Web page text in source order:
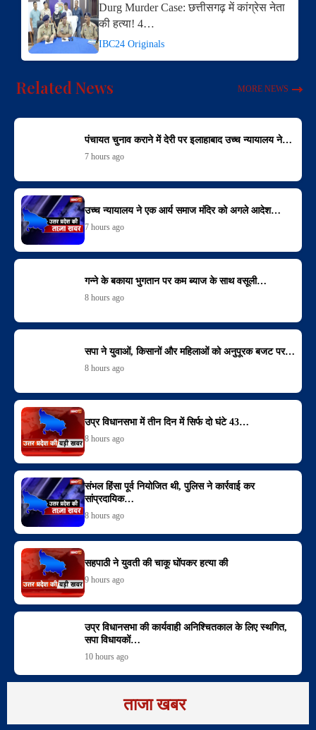
Durg Murder Case: छत्तीसगढ़ में कांग्रेस नेता
की हत्या! 4…
IBC24 Originals
Related News MORE NEWS
पंचायत चुनाव कराने में देरी पर इलाहाबाद उच्च न्यायालय ने…
7 hours ago
उच्च न्यायालय ने एक आर्य समाज मंदिर को अगले आदेश…
7 hours ago
गन्ने के बकाया भुगतान पर कम ब्याज के साथ वसूली…
8 hours ago
सपा ने युवाओं, किसानों और महिलाओं को अनुपूरक बजट पर…
8 hours ago
उप्र विधानसभा में तीन दिन में सिर्फ दो घंटे 43…
8 hours ago
संभल हिंसा पूर्व नियोजित थी, पुलिस ने कार्रवाई कर
सांप्रदायिक…
8 hours ago
सहपाठी ने युवती की चाकू घोंपकर हत्या की
9 hours ago
उप्र विधानसभा की कार्यवाही अनिश्चितकाल के लिए स्थगित,
सपा विधायकों…
10 hours ago
ताजा खबर